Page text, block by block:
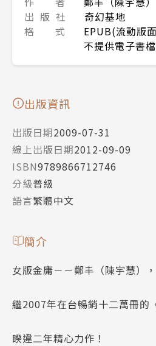
出 版 社
奇幻基地
格 式
EPUB(流動版
不提供電子書
出版資訊
出版日期2009-07-31
線上出版日期2012-09-09
ISBN9789866712746
分級普級
語言繁體中文
簡介
女版金庸－－鄭丰（陳宇慧），
繼2007年在台暢銷十二萬冊的
睽違二年精心力作！